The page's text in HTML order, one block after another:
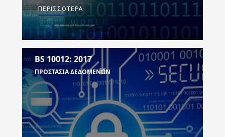
ΠΕΡΙΣΣΌΤΕΡΑ
BS 10012: 2017
ΠΡΟΣΤΑΣΙΑ ΔΕΔΟΜΕΝΩΝ